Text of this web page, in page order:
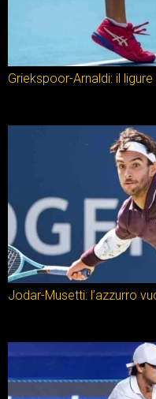
Griekspoor-Arnaldi: il
Jodar-Musetti: l’azzurro